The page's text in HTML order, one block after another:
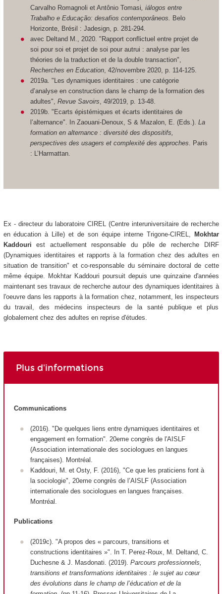
Carvalho Romagnoli et Antônio Tomasi , iálogos entre
Trabalho e Educação: desafios contemporâneos. Belo
Horizonte, Brésil : Jadesign, p. 281-294.
avec Deltand M., 2020. "Rapport conflictuel entre projet de
soi pour soi et projet de soi pour autrui : analyse par les
théories de la traduction et de la double transaction",
Recherches en Education , 42/novembre 2020, p. 114-125.
2019a. "Les dynamiques identitaires : une catégorie
d’analyse en construction dans le champ de la formation des
adultes",Revue Savoirs , 49/2019, p. 13-48.
2019b. "Ecarts épistémiques et écarts identitaires de
l’alternance". In Zaouani-Denoux, S & Mazalon, E. (Eds.).La
formation en alternance : diversité des dispositifs,
perspectives des usagers et complexité des approches . Paris
: L’Harmattan.
Ex - directeur du laboratoire CIREL (Centre interuniversitaire de recherche
en éducation à Lille) et de son équipe interne Trigone-CIREL, Mokhtar
Kaddouri est actuellement responsable du pôle de recherche DIRF
(Dynamiques identitaires et rapports à la formation chez des adultes en
situation de transition" et co-responsable du séminaire doctoral de cette
même équipe. Mokhtar Kaddouri poursuit depuis une quinzaine d'années
maintenant ses travaux de recherche autour des dynamiques identitaires à
l'oeuvre dans les rapports à la formation chez, notamment, les inspecteurs
du travail, des médecins inspecteurs de la santé publique et plus
globalement chez des adultes en reprise d'études.
Plus d'informations
Communications
(2016). "De quelques liens entre dynamiques identitaires et
engagement en formation". 20eme congrès de l'AISLF
(Association internationale des sociologues en langues
françaises). Montréal.
Kaddouri, M. et Osty, F. (2016), "Ce que les praticiens font à
la sociologie", 20eme congrès de l’AISLF (Association
internationale des sociologues en langues françaises.
Montréal.
Publications
(2019c). "A propos des « parcours, transitions et
constructions identitaires »". In T. Perez-Roux, M. Deltand, C.
Duchesne & J. Masdonati. (2019). Parcours professionnels,
transitions et transformations identitaires : le sujet au cœur
des évolutions dans le champ de l’éducation et de la